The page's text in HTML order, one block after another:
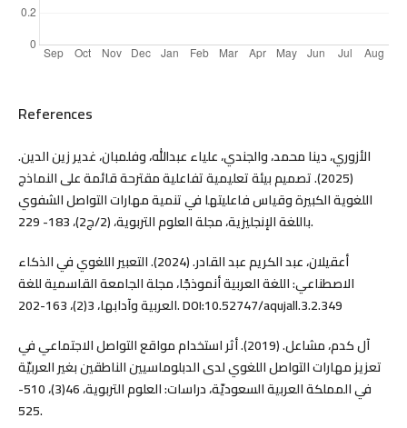
References
الأزوري، دينا محمد، والجندي، علياء عبدالله، وفلمبان، غدير زين الدين.
(2025). تصميم بيئة تعليمية تفاعلية مقترحة قائمة على النماذج
اللغوية الكبيرة وقياس فاعليتها في تنمية مهارات التواصل الشفوي
باللغة الإنجليزية، مجلة العلوم التربوية، (2/ج2)، 183- 229.
أعقيلان، عبد الكريم عبد القادر. (2024). التعبير اللغوي في الذكاء
الاصطناعي: اللغة العربية أنموذجًا، مجلة الجامعة القاسمية للغة
العربية وآدابها، 3(2)، 163-202. DOI:10.52747/aqujall.3.2.349
آل كدم، مشاعل. (2019). أثر استخدام مواقع التواصل الاجتماعي في
تعزيز مهارات التواصل اللغوي لدى الدبلوماسيين الناطقين بغير العربيّة
في المملكة العربية السعوديّة، دراسات: العلوم التربوية، 46(3)، 510-
525.